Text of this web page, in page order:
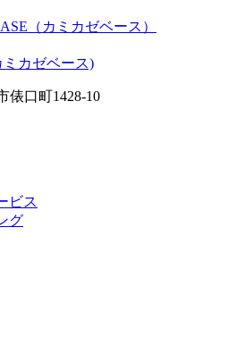
（カミカゼベース）
俵口町1428-10
ビス
グ